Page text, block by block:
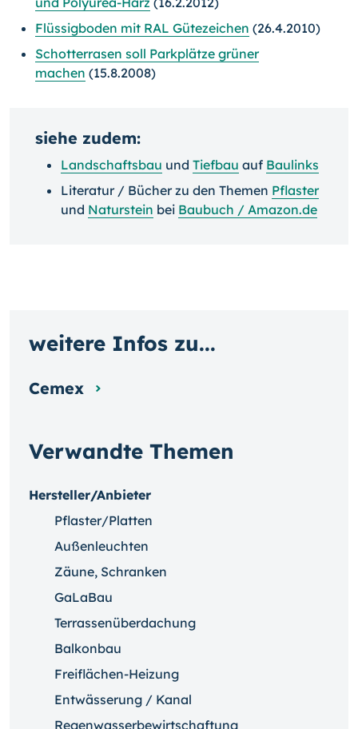
Flüssigboden mit RAL Gütezeichen (26.4.2010)
Schotterrasen soll Parkplätze grüner
machen (15.8.2008)
siehe zudem:
Landschaftsbau und Tiefbau auf Baulinks
Literatur / Bücher zu den Themen Pflaster
und Naturstein bei Baubuch / Amazon.de
Verwandte Themen
Hersteller/Anbieter
Pflaster/Platten
Außenleuchten
Zäune, Schranken
GaLaBau
Terrassenüberdachung
Balkonbau
Freiflächen-Heizung
Entwässerung / Kanal
Regenwasserbewirtschaftung
weitere Infos zu...
Cemex